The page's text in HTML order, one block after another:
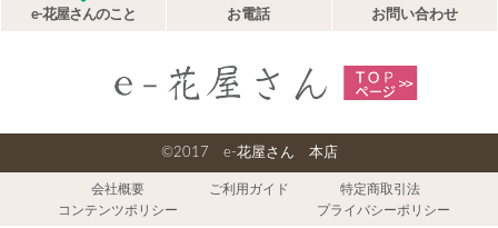
e-花屋さんのこと お電話 お問い合わせ
©2017 e-花屋さん 本店
会社概要 ご利用ガイド
特定商取引法
コンテンツポリシー
プライバシーポリシー